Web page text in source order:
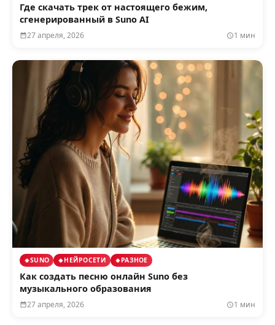
Где скачать трек от настоящего бежим,
сгенерированный в Suno AI
27 апреля, 2026 1 мин
SUNO НЕЙРОСЕТИ РАЗНОЕ
Как создать песню онлайн Suno без
музыкального образования
27 апреля, 2026 1 мин